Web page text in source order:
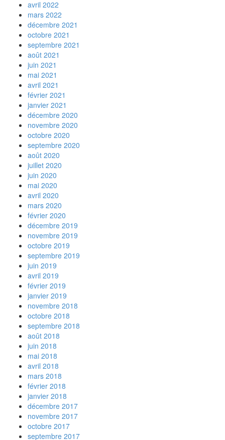
avril 2022
mars 2022
décembre 2021
octobre 2021
septembre 2021
août 2021
juin 2021
mai 2021
avril 2021
février 2021
janvier 2021
décembre 2020
novembre 2020
octobre 2020
septembre 2020
août 2020
juillet 2020
juin 2020
mai 2020
avril 2020
mars 2020
février 2020
décembre 2019
novembre 2019
octobre 2019
septembre 2019
juin 2019
avril 2019
février 2019
janvier 2019
novembre 2018
octobre 2018
septembre 2018
août 2018
juin 2018
mai 2018
avril 2018
mars 2018
février 2018
janvier 2018
décembre 2017
novembre 2017
octobre 2017
septembre 2017